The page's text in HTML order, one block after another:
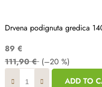
Drvena podignuta gredica
89 €
111,90 € (–20 %)
ADD TO